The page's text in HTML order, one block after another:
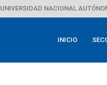
NACIONAL
INICIO